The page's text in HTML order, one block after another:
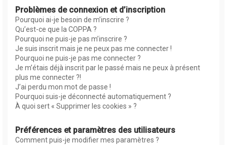
Problèmes de connexion et d’inscription
Pourquoi ai-je besoin de m’inscrire ?
Qu’est-ce que la COPPA ?
Pourquoi ne puis-je pas m’inscrire ?
Je suis inscrit mais je ne peux pas me connecter !
Pourquoi ne puis-je pas me connecter ?
Je m’étais déjà inscrit par le passé mais ne peux à présent
plus me connecter ?!
J’ai perdu mon mot de passe !
Pourquoi suis-je déconnecté automatiquement ?
À quoi sert « Supprimer les cookies » ?
Préférences et paramètres des utilisateurs
Comment puis-je modifier mes paramètres ?